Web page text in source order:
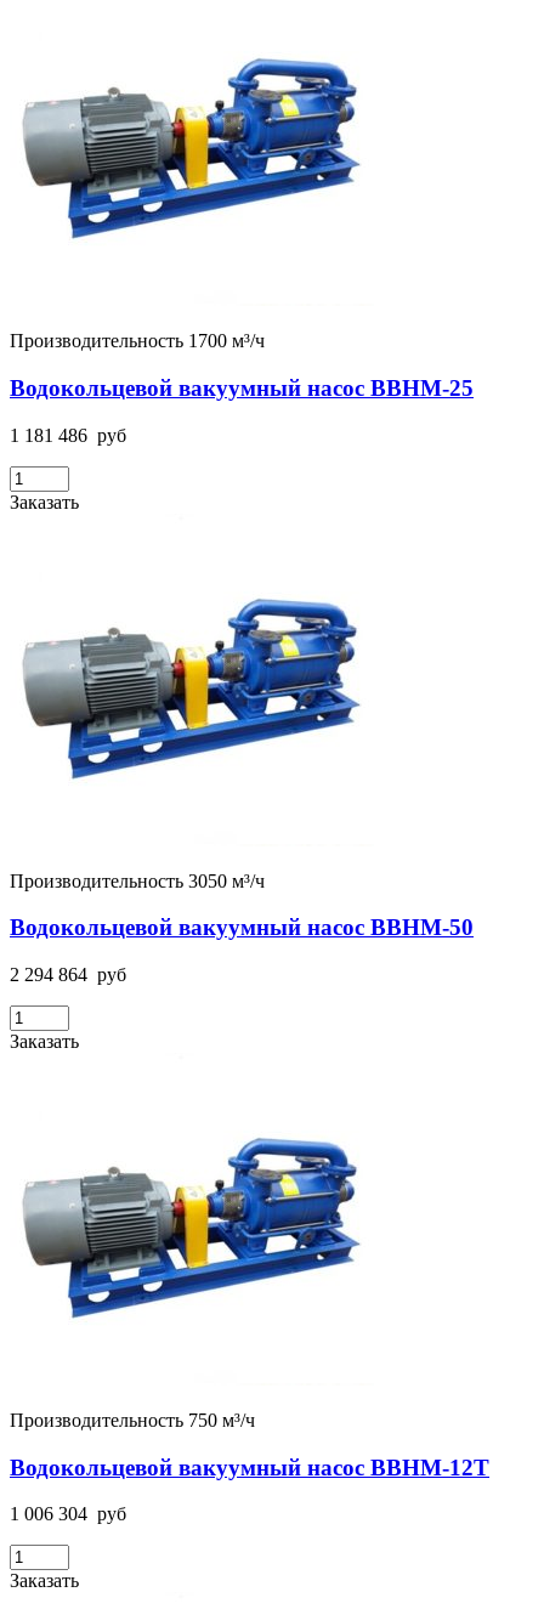
Производительность 1700 м³/ч
Водокольцевой вакуумный насос ВВНМ-25
1 181 486 руб
Заказать
Производительность 3050 м³/ч
Водокольцевой вакуумный насос ВВНМ-50
2 294 864 руб
Заказать
Производительность 750 м³/ч
Водокольцевой вакуумный насос ВВНМ-12Т
1 006 304 руб
Заказать